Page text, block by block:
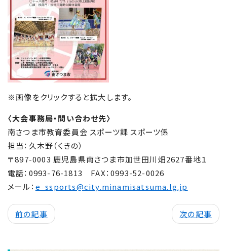
※画像をクリックすると拡大します。
〈大会事務局・問い合わせ先〉
南さつま市教育委員会 スポーツ課 スポーツ係
担当：久木野（くきの）
〒897-0003 鹿児島県南さつま市加世田川畑2627番地１
電話：0993-76-1813 FAX：0993-52-0026
メール： e_ssports@city.minamisatsuma.lg.jp
前の記事 次の記事